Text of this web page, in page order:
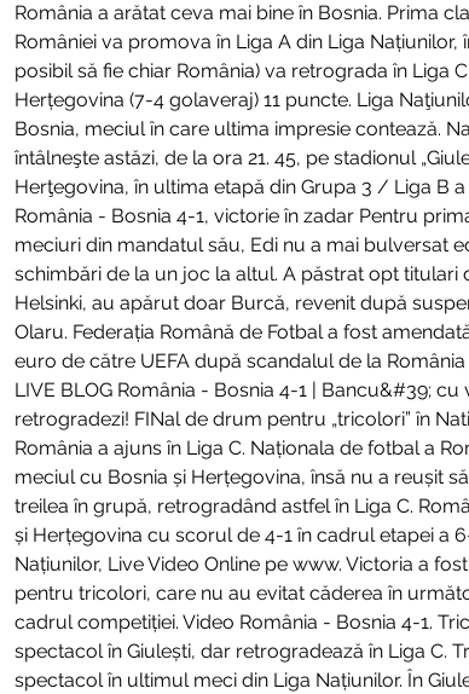
România a arătat ceva mai bine în Bosnia. Prima
României va promova în Liga A din Liga Națiunilor,
posibil să fie chiar România) va retrograda în Liga
Herțegovina (7-4 golaveraj) 11 puncte. Liga
Bosnia, meciul în care ultima impresie contează.
întâlneşte astăzi, de la ora 21. 45, pe stadionul
Herţegovina, în ultima etapă din Grupa 3 / Liga B a
România - Bosnia 4-1, victorie în zadar Pentru
meciuri din mandatul său, Edi nu a mai bulversat
schimbări de la un joc la altul. A păstrat opt titulari
Helsinki, au apărut doar Burcă, revenit după
Olaru. Federația Română de Fotbal a fost
euro de către UEFA după scandalul de la
LIVE BLOG România - Bosnia 4-1 | Bancu&#39; cu
retrogradezi! FINal de drum pentru „tricolori” în
România a ajuns în Liga C. Naționala de fotbal a
meciul cu Bosnia și Herțegovina, însă nu a reușit
treilea în grupă, retrogradând astfel în Liga C.
și Herțegovina cu scorul de 4-1 în cadrul etapei a
Națiunilor, Live Video Online pe www. Victoria a
pentru tricolori, care nu au evitat căderea în
cadrul competiției. Video România - Bosnia 4-1.
spectacol în Giulești, dar retrogradează în Liga C.
spectacol în ultimul meci din Liga Națiunilor. În